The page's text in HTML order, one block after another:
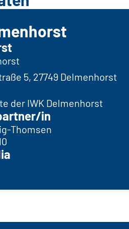
5, 27749 Delmenhorst
der IWK Delmenhorst
in
Thomsen